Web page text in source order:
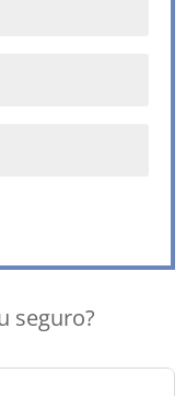
seguro?